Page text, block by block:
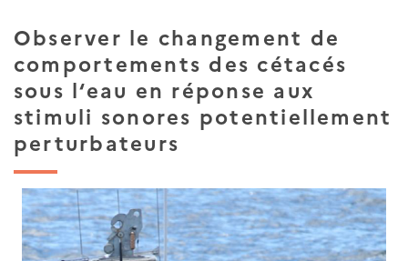
Observer le changement de
comportements des cétacés
sous l‘eau en réponse aux
stimuli sonores potentiellement
perturbateurs